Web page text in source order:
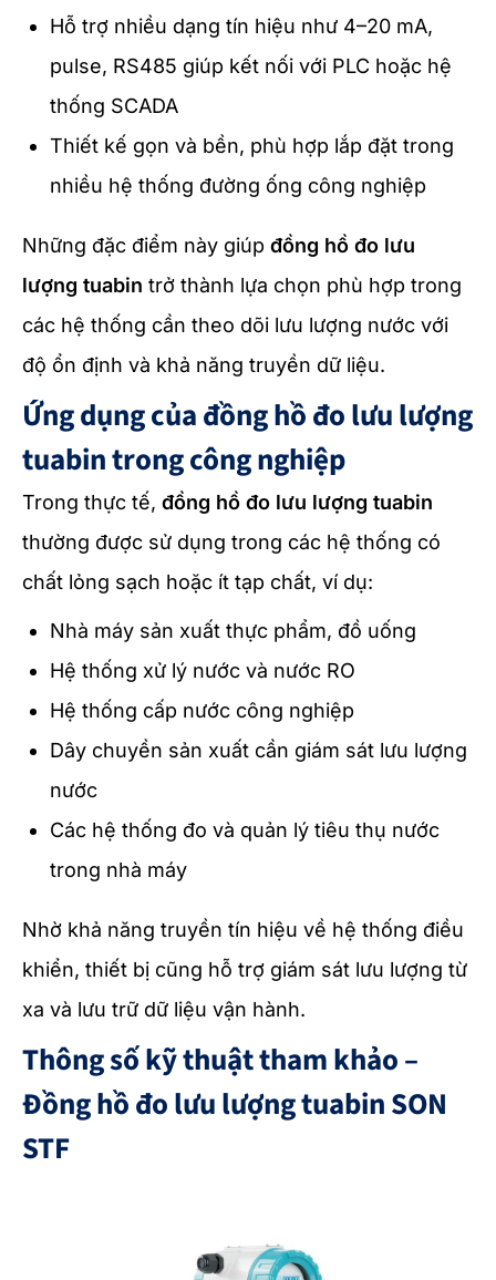
Hỗ trợ nhiều dạng tín hiệu như 4–20 mA,
pulse, RS485 giúp kết nối với PLC hoặc hệ
thống SCADA
Thiết kế gọn và bền, phù hợp lắp đặt trong
nhiều hệ thống đường ống công nghiệp
Những đặc điểm này giúp đồng hồ đo lưu
lượng tuabin trở thành lựa chọn phù hợp trong
các hệ thống cần theo dõi lưu lượng nước với
độ ổn định và khả năng truyền dữ liệu.
Ứng dụng của đồng hồ đo lưu lượng
tuabin trong công nghiệp
Trong thực tế, đồng hồ đo lưu lượng tuabin
thường được sử dụng trong các hệ thống có
chất lỏng sạch hoặc ít tạp chất, ví dụ:
Nhà máy sản xuất thực phẩm, đồ uống
Hệ thống xử lý nước và nước RO
Hệ thống cấp nước công nghiệp
Dây chuyền sản xuất cần giám sát lưu lượng
nước
Các hệ thống đo và quản lý tiêu thụ nước
trong nhà máy
Nhờ khả năng truyền tín hiệu về hệ thống điều
khiển, thiết bị cũng hỗ trợ giám sát lưu lượng từ
xa và lưu trữ dữ liệu vận hành.
Thông số kỹ thuật tham khảo –
Đồng hồ đo lưu lượng tuabin SON
STF